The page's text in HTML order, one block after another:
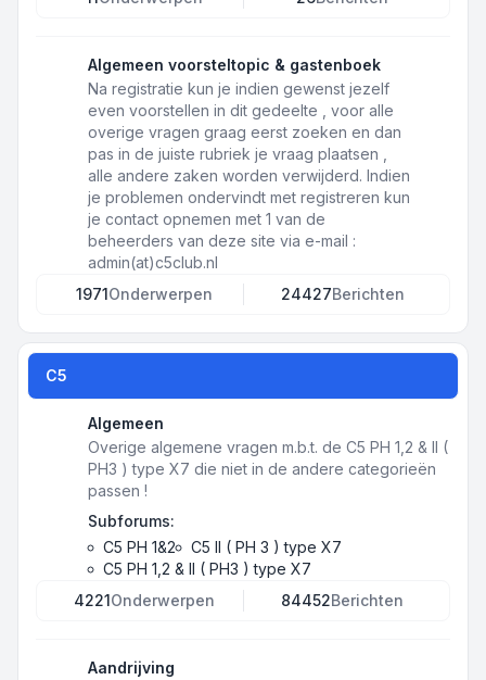
Algemeen voorsteltopic & gastenboek
Na registratie kun je indien gewenst jezelf
even voorstellen in dit gedeelte , voor alle
overige vragen graag eerst zoeken en dan
pas in de juiste rubriek je vraag plaatsen ,
alle andere zaken worden verwijderd. Indien
je problemen ondervindt met registreren kun
je contact opnemen met 1 van de
beheerders van deze site via e-mail :
admin(at)c5club.nl
1971Onderwerpen 24427Berichten
C5
Algemeen
Overige algemene vragen m.b.t. de C5 PH 1,2 & II (
PH3 ) type X7 die niet in de andere categorieën
passen !
Subforums:
C5 PH 1&2
C5 II ( PH 3 ) type X7
C5 PH 1,2 & II ( PH3 ) type X7
4221Onderwerpen 84452Berichten
Aandrijving